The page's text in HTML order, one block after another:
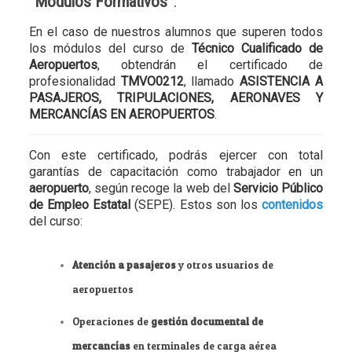
En el caso de nuestros alumnos que superen todos
los módulos del curso deTécnico Cualificado de
Aeropuertos, obtendrán el certificado de
profesionalidad TMVO0212, llamado ASISTENCIA A
PASAJEROS, TRIPULACIONES, AERONAVES Y
MERCANCÍAS EN AEROPUERTOS.
Con este certificado, podrás ejercer con total
garantías de capacitación como trabajador en un
aeropuerto, según recoge la web del Servicio Público
de Empleo Estatal (SEPE). Estos son loscontenidos
del curso:
Atención a pasajerosy otros usuarios de
aeropuertos
Operaciones de gestión documental de
mercancíasen terminales de carga aérea